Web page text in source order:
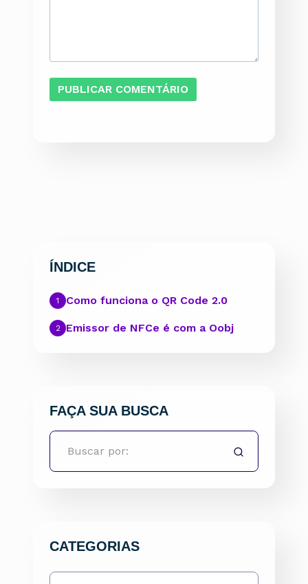
ÍNDICE
Como funciona o QR Code 2.0
Emissor de NFCe é com a Oobj
FAÇA SUA BUSCA
CATEGORIAS